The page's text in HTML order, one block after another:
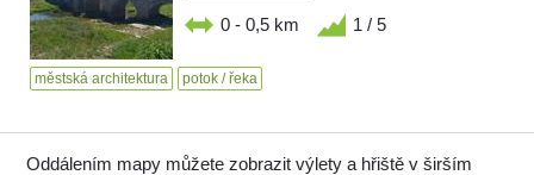
0 - 0,5 km 1 / 5
městská architektura potok / řeka
Oddálením mapy můžete zobrazit výlety a hřiště v širším